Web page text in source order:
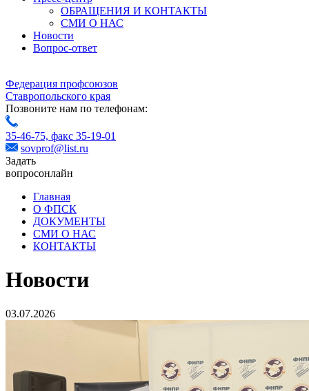
ОБРАЩЕНИЯ И КОНТАКТЫ
СМИ О НАС
Новости
Вопрос-ответ
Федерация профсоюзов
Ставропольского края
Позвоните нам по телефонам:
35-46-75, факс 35-19-01
sovprof@list.ru
Задать
вопросонлайн
Главная
О ФПСК
ДОКУМЕНТЫ
СМИ О НАС
КОНТАКТЫ
Новости
03.07.2026